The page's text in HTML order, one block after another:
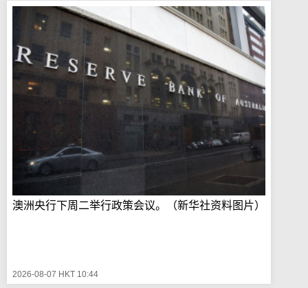
澳洲央行下周二举行政策会议。（新华社资料图片）
2026-08-07 HKT 10:44